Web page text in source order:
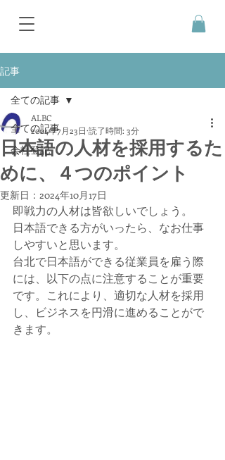
記事
全ての記事
会社登記
全ての記事
日本語の人材を採用するた
めに、４つのポイント
ALBC
2024年7月23日 読了時間: 3分
更新日： 2024年10月17日
即戦力の人材は皆欲しいでしょう。
日本語できる方がいったら、なお仕事
しやすいと思います。
台北で日本語ができる従業員を雇う際
には、以下の点に注意することが重要
です。これにより、適切な人材を採用
し、ビジネスを円滑に進めることがで
きます。